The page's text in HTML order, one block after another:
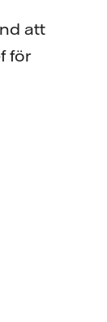
att
för